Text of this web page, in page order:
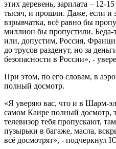
этих деревень, зарплата – 12-
тысяч, и прошли. Даже, если и
взрывчатка, всё равно бы
миллион бы пропустили. Беда-
или, допустим, Россия,
до трусов разденут, но за
безопасности в России», -
При этом, по его словам, в
полный досмотр.
«Я уверяю вас, что и в Шарм-
самом Каире полный досмотр,
телевизор тебя пропускают,
пузырьки в багаже, масла,
всё досмотрят», - подчеркнул